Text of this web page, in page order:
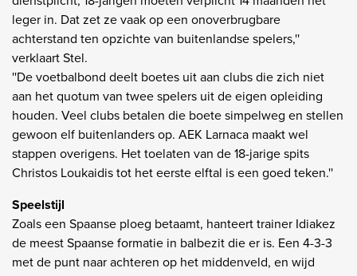
leger in. Dat zet ze vaak op een onoverbrugbare
achterstand ten opzichte van buitenlandse spelers,''
verklaart Stel.
''De voetbalbond deelt boetes uit aan clubs die zich niet
aan het quotum van twee spelers uit de eigen opleiding
houden. Veel clubs betalen die boete simpelweg en stellen
gewoon elf buitenlanders op. AEK Larnaca maakt wel
stappen overigens. Het toelaten van de 18-jarige spits
Christos Loukaidis tot het eerste elftal is een goed teken.''
Speelstijl
Zoals een Spaanse ploeg betaamt, hanteert trainer Idiakez
de meest Spaanse formatie in balbezit die er is. Een 4-3-3
met de punt naar achteren op het middenveld, en wijd